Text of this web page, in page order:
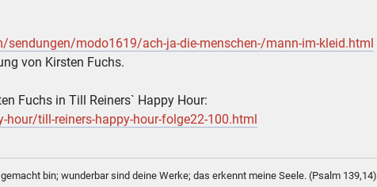
modo1619/ach-ja-die-menschen-/mann-im-kleid.html
von Kirsten Fuchs.
Fuchs in Till Reiners` Happy Hour:
till-reiners-happy-hour-folge22-100.html
bin; wunderbar sind deine Werke; das erkennt meine Seele. (Psalm 139,14)